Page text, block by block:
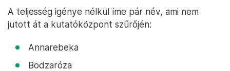
A teljesség igénye nélkül íme pár név, ami nem
jutott át a kutatóközpont szűrőjén:
Annarebeka
Bodzaróza